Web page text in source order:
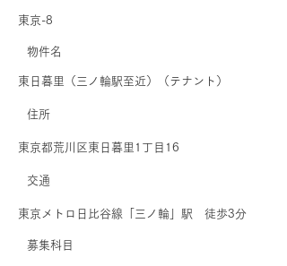
東京-8
​物件名
東日暮里（三ノ輪駅至近）（テナント）
住所
東京都荒川区東日暮里1丁目16
交通
東京メトロ日比谷線「三ノ輪」駅 徒歩3分
募集科目